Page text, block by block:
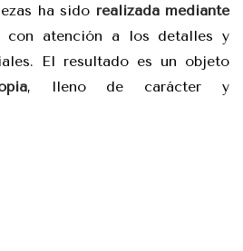
ha sido realizada mediante
con atención a los detalles y
El resultado es un objeto
, lleno de carácter y